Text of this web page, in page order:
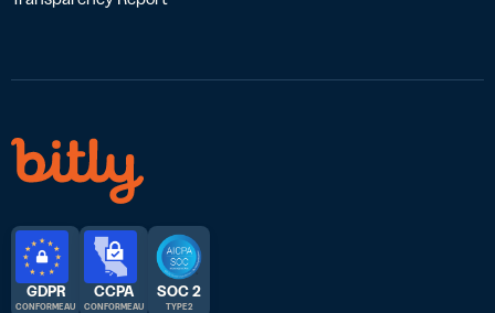
GDPR
CONFORME AU
CCPA
CONFORME AU
SOC 2
TYPE 2